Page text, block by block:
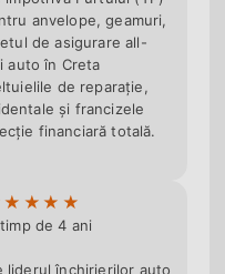
auto locală cu
neîntreruptdin
deținem licența
uri
i10) prin mașini
SUV-uri
anvelope, geamuri,
de asigurare all-
auto în Creta
de reparație,
și francizele
financiară totală.
de 4 ani
liderul închirierilor auto